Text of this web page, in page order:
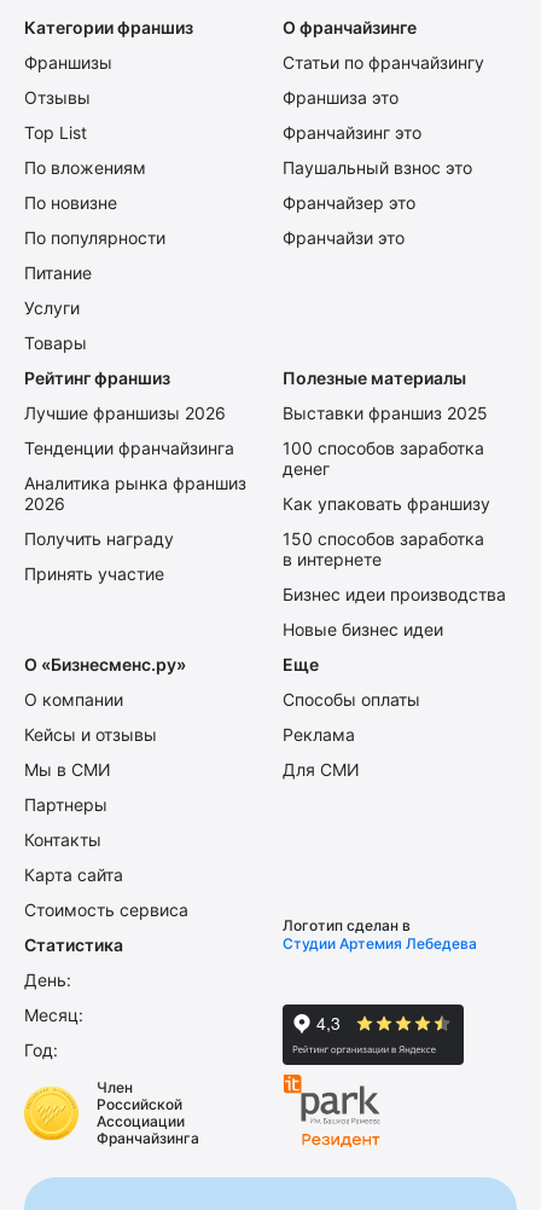
Категории франшиз
Франшизы
Отзывы
Top List
По вложениям
По новизне
По популярности
Питание
Услуги
Товары
О франчайзинге
Статьи по франчайзингу
Франшиза это
Франчайзинг это
Паушальный взнос это
Франчайзер это
Франчайзи это
Рейтинг франшиз
Лучшие франшизы 2026
Тенденции франчайзинга
Аналитика рынка франшиз
2026
Получить награду
Принять участие
Полезные материалы
Выставки франшиз 2025
100 способов заработка
денег
Как упаковать франшизу
150 способов заработка
в интернете
Бизнес идеи производства
Новые бизнес идеи
О «Бизнесменс.ру»
О компании
Кейсы и отзывы
Мы в СМИ
Партнеры
Контакты
Карта сайта
Стоимость сервиса
Еще
Способы оплаты
Реклама
Для СМИ
Статистика
День:
Месяц:
Год:
Логотип сделан в
Студии Артемия Лебедева
Член
Российской
Ассоциации
Франчайзинга